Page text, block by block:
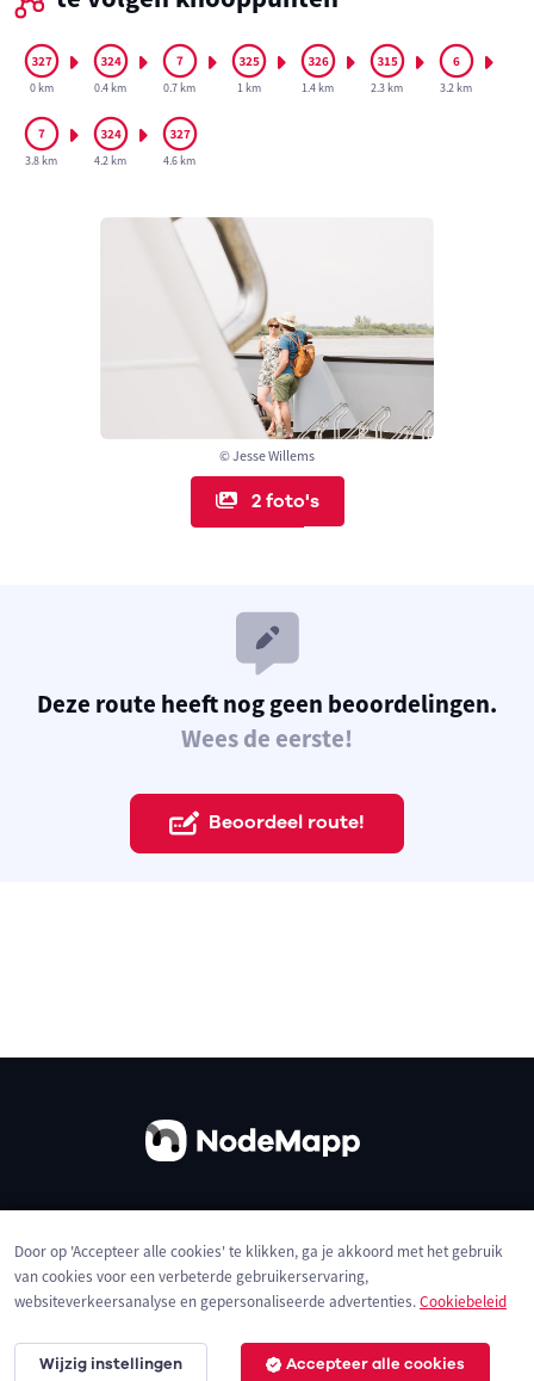
© Jesse Willems
2 foto's
0 km 0.4 km 0.7 km 1 km 1.4 km 2.3 km 3.2 km
3.8 km 4.2 km 4.6 km
Deze route heeft nog geen beoordelingen.
Wees de eerste!
Beoordeel route!
Privacybeleid Cookies
Door op 'Accepteer alle cookies' te klikken, ga je akkoord met het gebruik
van cookies voor een verbeterde gebruikerservaring,
websiteverkeersanalyse en gepersonaliseerde advertenties.Cookiebeleid
Wijzig instellingen Accepteer alle cookies